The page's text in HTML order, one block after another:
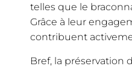
telles que le
Grâce à leur
contribuent
Bref, la préservation